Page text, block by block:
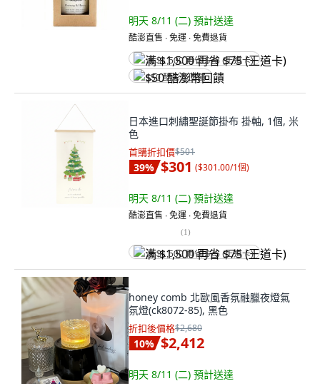
明天 8/11 (二) 預計送達
酷澎直售 ∙ 免運 ∙ 免費退貨
满 $1,500 再省 $75 (王道卡)
$50 酷澎幣回饋
日本進口刺繡聖誕節掛布 掛軸, 1個, 米
色
首購折扣價$501
39% $301 ($301.00/1個)
明天 8/11 (二) 預計送達
酷澎直售 ∙ 免運 ∙ 免費退貨
(1)
满 $1,500 再省 $75 (王道卡)
honey comb 北歐風香氛融臘夜燈氣
氛燈(ck8072-85), 黑色
折扣後價格$2,680
10% $2,412
明天 8/11 (二) 預計送達